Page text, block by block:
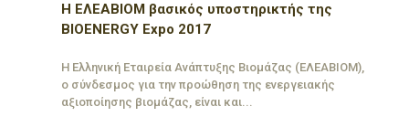
Η ΕΛΕΑΒΙΟΜ βασικός υποστηρικτής της
BIOENERGY Expo 2017
H Ελληνική Εταιρεία Ανάπτυξης Βιομάζας (ΕΛΕΑΒΙΟΜ),
ο σύνδεσμος για την προώθηση της ενεργειακής
αξιοποίησης βιομάζας, είναι και...